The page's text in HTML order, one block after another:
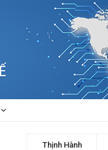
Thịnh Hành